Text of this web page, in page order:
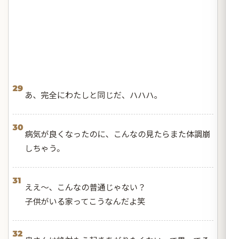
29
あ、完全にわたしと同じだ、ハハハ。
30
病気が良くなったのに、こんなの見たらまた体調崩
しちゃう。
31
ええ〜、こんなの普通じゃない？
子供がいる家ってこうなんだよ笑
32